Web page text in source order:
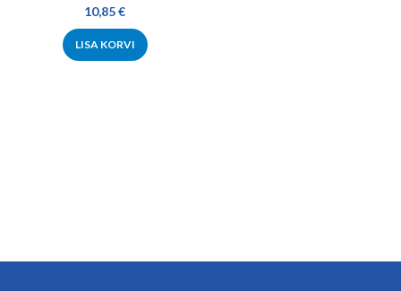
10,85€
LISA KORVI